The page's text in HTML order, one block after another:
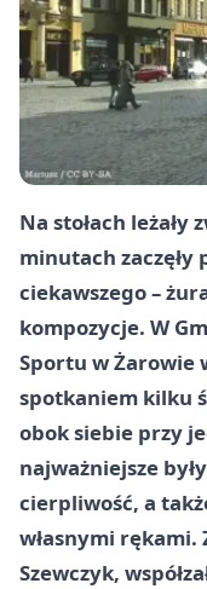
Na stołach leżały
minutach zaczęły
ciekawszego –
kompozycje. W
Sportu w Żarowie
spotkaniem kilku
obok siebie przy
najważniejsze
cierpliwość, a
własnymi rękami.
Szewczyk,